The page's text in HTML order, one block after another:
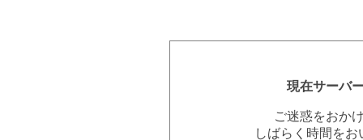
現在サーバ
ご迷惑をおか
しばらく時間を